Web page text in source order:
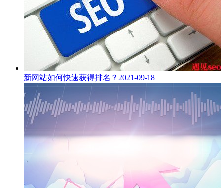
新网站如何快速获得排名？ 2021-09-18